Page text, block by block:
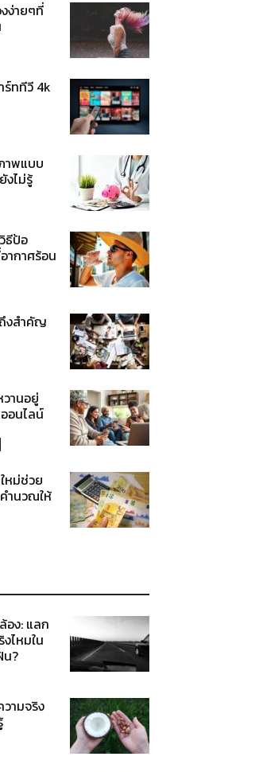
ง่ายๆที่
ททีวี 4k
าพแบบ
ไม่รู้
ธีป้อ
ากาศร้อน
งสำคัญ
านอยู่
อนไลน์
หม่ช่วย
ำนวณให้
ง: แลก
ไหมใน
น?
ามจริง